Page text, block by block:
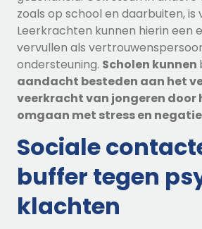
zoals op school en daarbuiten, is
Leerkrachten kunnen hierin een
vervullen als
ondersteuning. Scholen kunnen
aandacht besteden aan het
veerkracht van jongeren door
omgaan met stress en
Sociale
buffer tegen
klachten